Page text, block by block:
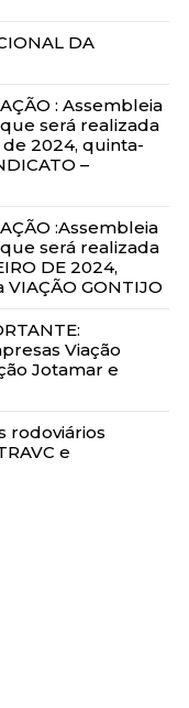
DA
: Assembleia
será realizada
de 2024, quinta-
–
:Assembleia
será realizada
DE 2024,
GONTIJO
Viação
Jotamar e
rodoviários
e